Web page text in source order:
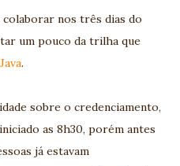
nos três dias do
um pouco da trilha que
.
sobre o credenciamento,
as 8h30, porém antes
já estavam